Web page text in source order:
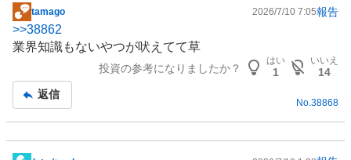
掲
示
板
tamago 2026/7/10 7:05報告
>>38862
業界知識もないやつが吠えてて草
投資の参考になりましたか？
はい
1
いいえ
14
返信
No. 38868